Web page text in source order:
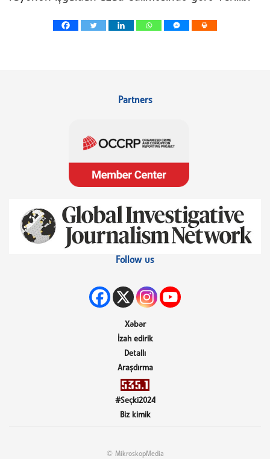
Partners
Follow us
Xəbər
İzah edirik
Detallı
Araşdırma
#Seçki2024
Biz kimik
© MikroskopMedia